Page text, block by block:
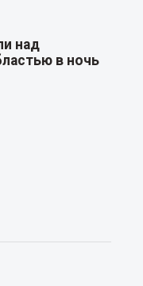
над
в ночь